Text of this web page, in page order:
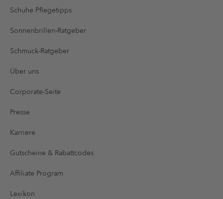
Schuhe Pflegetipps
Sonnenbrillen-Ratgeber
Schmuck-Ratgeber
Über uns
Corporate-Seite
Presse
Karriere
Gutscheine & Rabattcodes
Affiliate Program
Lexikon